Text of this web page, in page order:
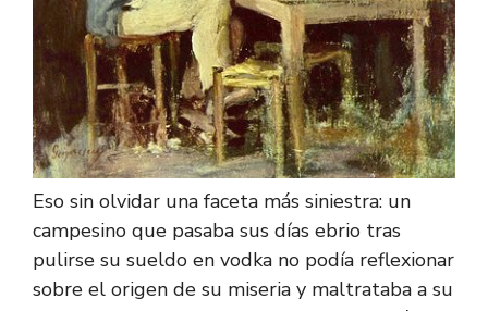
Eso sin olvidar una faceta más siniestra: un
campesino que pasaba sus días ebrio tras
pulirse su sueldo en vodka no podía reflexionar
sobre el origen de su miseria y maltrataba a su